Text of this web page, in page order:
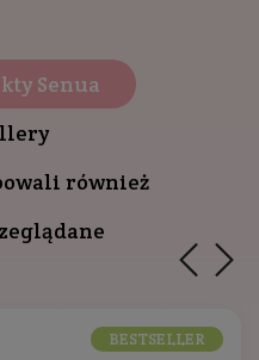
Senua
również
BESTSELLER